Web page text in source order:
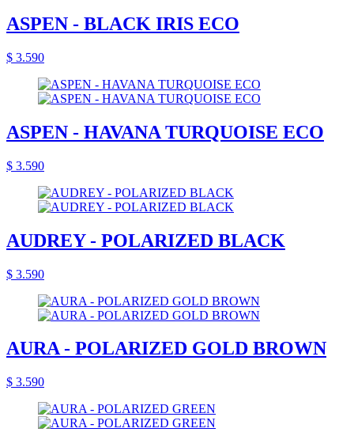
ASPEN - BLACK IRIS ECO
$ 3.590
ASPEN - HAVANA TURQUOISE ECO
$ 3.590
AUDREY - POLARIZED BLACK
$ 3.590
AURA - POLARIZED GOLD BROWN
$ 3.590